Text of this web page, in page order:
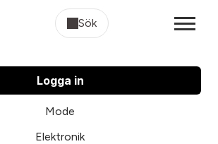
Sök
Logga in
Mode
Elektronik